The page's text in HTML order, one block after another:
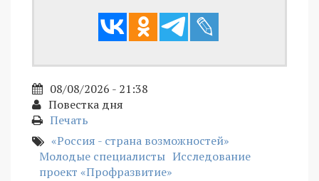
08/08/2026 - 21:38
Повестка дня
Печать
«Россия - страна возможностей»
Молодые специалисты Исследование
проект «Профразвитие»